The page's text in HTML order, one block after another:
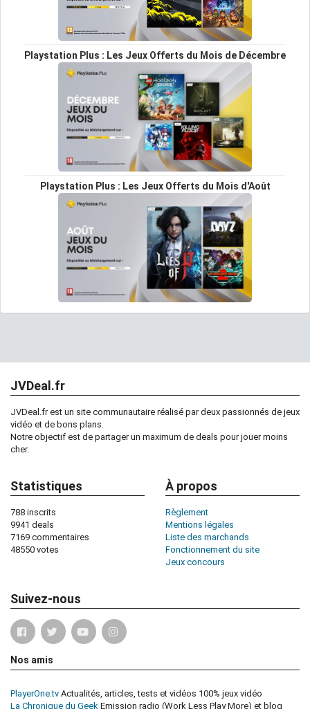
Playstation Plus : Les Jeux Offerts du Mois de Décembre
Playstation Plus : Les Jeux Offerts du Mois d'Août
JVDeal.fr
JVDeal.fr est un site communautaire réalisé par deux passionnés de jeux
vidéo et de bons plans.
Notre objectif est de partager un maximum de deals pour jouer moins
cher.
Statistiques
788 inscrits
9941 deals
7169 commentaires
48550 votes
À propos
Règlement
Mentions légales
Liste des marchands
Fonctionnement du site
Jeux concours
Suivez-nous
Nos amis
PlayerOne.tv Actualités, articles, tests et vidéos 100% jeux vidéo
La Chronique du Geek Emission radio (Work Less Play More) et blog